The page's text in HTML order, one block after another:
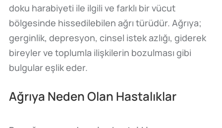
doku harabiyeti ile ilgili ve farklı bir vücut
bölgesinde hissedilebilen ağrı türüdür. Ağrıya;
gerginlik, depresyon, cinsel istek azlığı, giderek
bireyler ve toplumla ilişkilerin bozulması gibi
bulgular eşlik eder.
Ağrıya Neden Olan Hastalıklar